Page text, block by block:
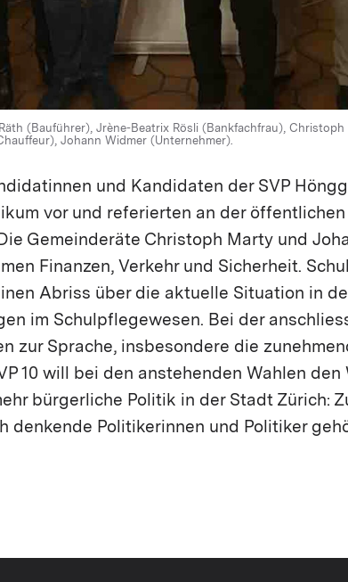
(Bauführer), Jrène-Beatrix Rösli (Bankfachfrau),
Johann Widmer (Unternehmer).
und Kandidaten der SVP
vor und referierten an der
Gemeinderäte Christoph Marty und
Finanzen, Verkehr und Sicherheit.
Abriss über die aktuelle Situation in
im Schulpflegewesen. Bei der
zur Sprache, insbesondere die
10 will bei den anstehenden Wahlen den
bürgerliche Politik in der Stadt Zürich:
denkende Politikerinnen und Politiker